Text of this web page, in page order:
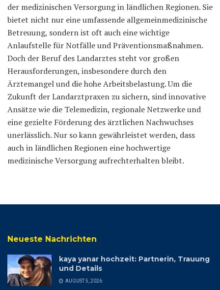
der medizinischen Versorgung in ländlichen Regionen. Sie
bietet nicht nur eine umfassende allgemeinmedizinische
Betreuung, sondern ist oft auch eine wichtige
Anlaufstelle für Notfälle und Präventionsmaßnahmen.
Doch der Beruf des Landarztes steht vor großen
Herausforderungen, insbesondere durch den
Ärztemangel und die hohe Arbeitsbelastung. Um die
Zukunft der Landarztpraxen zu sichern, sind innovative
Ansätze wie die Telemedizin, regionale Netzwerke und
eine gezielte Förderung des ärztlichen Nachwuchses
unerlässlich. Nur so kann gewährleistet werden, dass
auch in ländlichen Regionen eine hochwertige
medizinische Versorgung aufrechterhalten bleibt.
Neueste Nachrichten
kaya yanar hochzeit: Partnerin, Trauung
und Details
AUGUST 5, 2026